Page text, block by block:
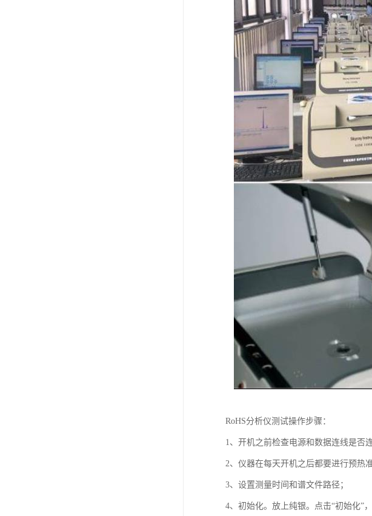
RoHS分析仪测试操作步骤：
1、开机之前检查电源和数据连线是否
2、仪器在每天开机之后都要进行预热
3、设置测量时间和谱文件路径；
4、初始化。放上纯银。点击“初始化”